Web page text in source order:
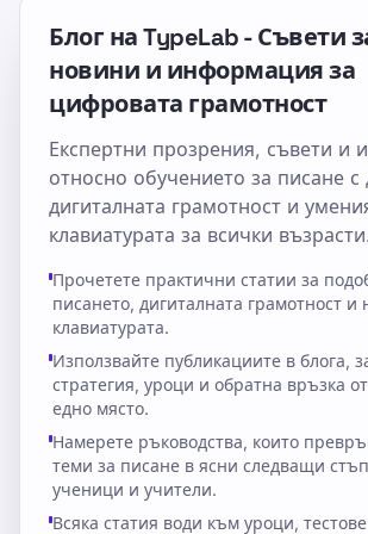
Блог на TypeLab - Съвети
новини и информация за
цифровата грамотност
Експертни прозрения, съвети и
относно обучението за писане с
дигиталната грамотност и
клавиатурата за всички
Прочетете практични статии за
писането, дигиталната грамотност и
клавиатурата.
Използвайте публикациите в блога,
стратегия, уроци и обратна връзка
едно място.
Намерете ръководства, които
теми за писане в ясни следващи
ученици и учители.
Всяка статия води към уроци,